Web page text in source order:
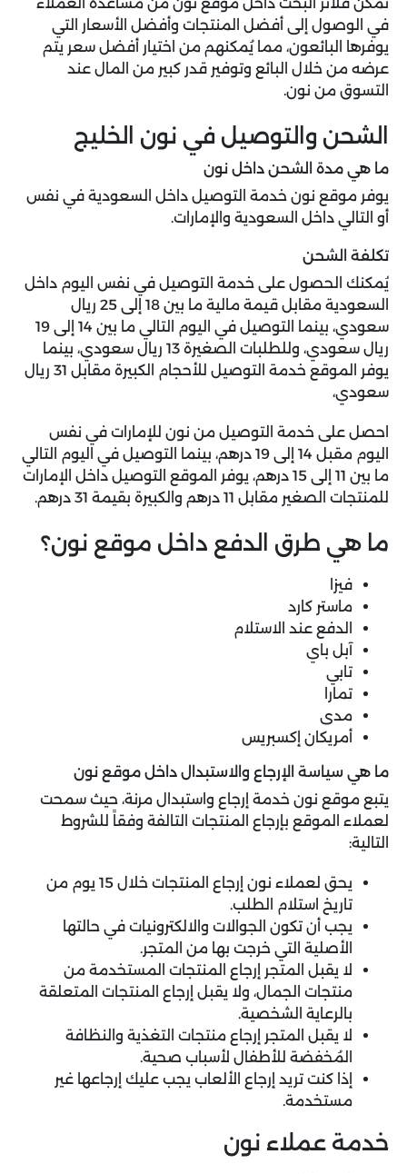
في الوصول إلى أفضل المنتجات وأفضل الأسعار التي
يوفرها البائعون، مما يُمكنهم من اختيار أفضل سعر يتم
عرضه من خلال البائع وتوفير قدر كبير من المال عند
التسوق من نون.
الشحن والتوصيل في نون الخليج
ما هي مدة الشحن داخل نون
يوفر موقع نون خدمة التوصيل داخل السعودية في نفس
أو التالي داخل السعودية والإمارات.
تكلفة الشحن
يُمكنك الحصول على خدمة التوصيل في نفس اليوم داخل
السعودية مقابل قيمة مالية ما بين 18 إلى 25 ريال
سعودي، بينما التوصيل في اليوم التالي ما بين 14 إلى 19
ريال سعودي، وللطلبات الصغيرة 13 ريال سعودي، بينما
يوفر الموقع خدمة التوصيل للأحجام الكبيرة مقابل 31 ريال
سعودي،
احصل على خدمة التوصيل من نون للإمارات في نفس
اليوم مقبل 14 إلى 19 درهم، بينما التوصيل في اليوم التالي
ما بين 11 إلى 15 درهم، يوفر الموقع التوصيل داخل الإمارات
للمنتجات الصغير مقابل 11 درهم والكبيرة بقيمة 31 درهم.
ما هي طرق الدفع داخل موقع نون؟
فيزا
ماستر كارد
الدفع عند الاستلام
آبل باي
تابي
تمارا
مدى
أمريكان إكسبريس
ما هي سياسة الإرجاع والاستبدال داخل موقع نون
يتبع موقع نون خدمة إرجاع واستبدال مرنة، حيث سمحت
لعملاء الموقع بإرجاع المنتجات التالفة وفقاً للشروط
التالية:
يحق لعملاء نون إرجاع المنتجات خلال 15 يوم من
تاريخ استلام الطلب.
يجب أن تكون الجوالات والالكترونيات في حالتها
الأصلية التي خرجت بها من المتجر.
لا يقبل المتجر إرجاع المنتجات المستخدمة من
منتجات الجمال، ولا يقبل إرجاع المنتجات المتعلقة
بالرعاية الشخصية.
لا يقبل المتجر إرجاع منتجات التغذية والنظافة
المُخفضة للأطفال لأسباب صحية.
إذا كنت تريد إرجاع الألعاب يجب عليك إرجاعها غير
مستخدمة.
خدمة عملاء نون